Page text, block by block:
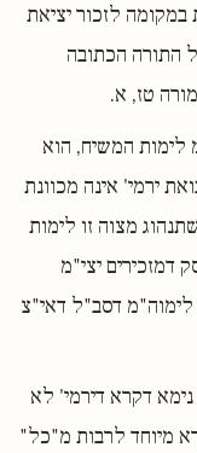
לזכור יציאת
התורה הכתובה
טז, א.
לימות המשיח, הוא
ירמי' אינה מכוונת
מצוה זו לימות
יצי"מ
לימוה"מ דסב"ל דאי"צ
דקרא דירמי' לא
מיוחד לרבות מ"כל"